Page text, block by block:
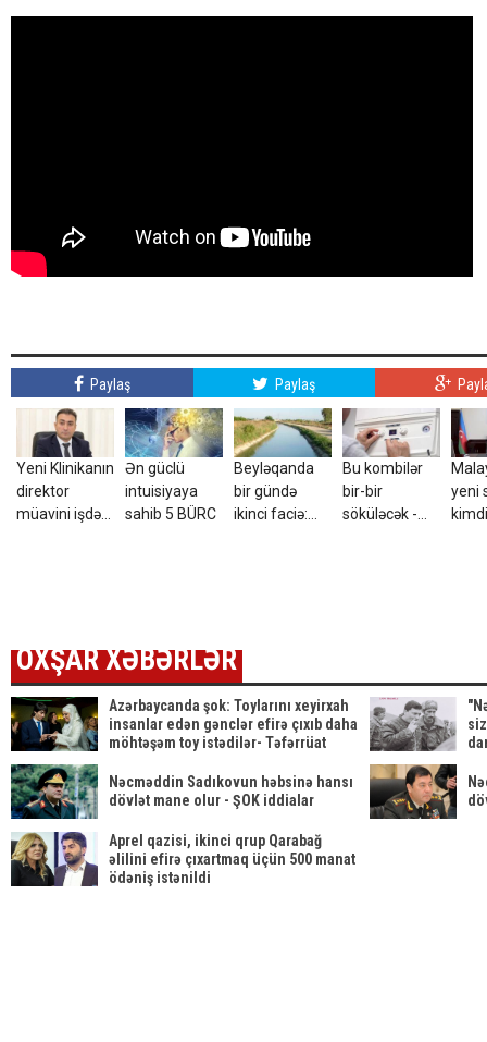
Paylaş Paylaş
Yeni Klinikanın
direktor
müavini işdən
Ən güclü
intuisiyaya
sahib 5 BÜRC
Beyləqanda
bir gündə
ikinci faciə:
Bu kombilər
bir-bir
söküləcək -
yeni
OXŞAR XƏBƏRLƏR
Azərbaycanda şok: Toylarını xeyirxah
insanlar edən gənclər efirə çıxıb daha
möhtəşəm toy istədilər- Təfərrüat
Nəcməddin Sadıkovun həbsinə hansı
dövlət mane olur - ŞOK iddialar
Aprel qazisi, ikinci qrup Qarabağ
əlilini efirə çıxartmaq üçün 500 manat
ödəniş istənildi